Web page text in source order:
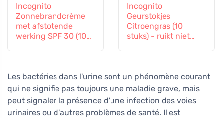
Incognito
Zonnebrandcrème
met afstotende
werking SPF 30 (100
Incognito
Geurstokjes
Citroengras (10
stuks) - ruikt niet
Les bactéries dans l'urine sont un phénomène courant
qui ne signifie pas toujours une maladie grave, mais
peut signaler la présence d'une infection des voies
urinaires ou d'autres problèmes de santé. Il est